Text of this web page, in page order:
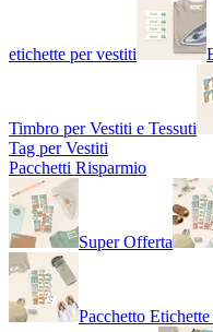
etichette per vestiti
Timbro per Vestiti e Tessuti
Tag per Vestiti
Pacchetti Risparmio
Super Offerta
Pacchetto